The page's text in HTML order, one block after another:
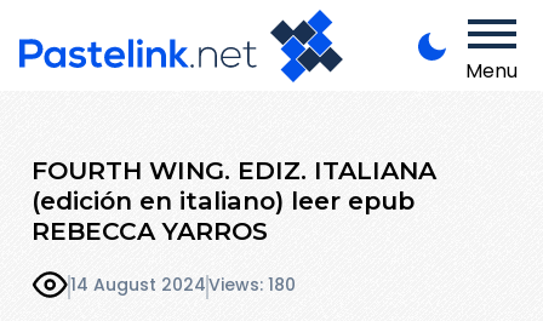
Menu
FOURTH WING. EDIZ. ITALIANA
(edición en italiano) leer epub
REBECCA YARROS
14 August 2024Views: 180